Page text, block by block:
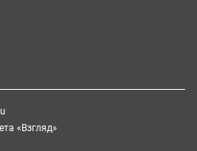
«Взгляд»